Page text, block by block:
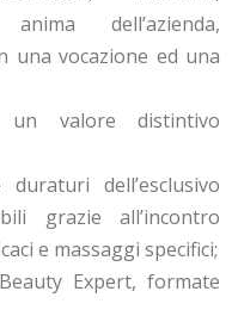
dell’azienda,
una vocazione ed una
un valore distintivo
dell’esclusivo
grazie all’incontro
e massaggi specifici;
Expert, formate